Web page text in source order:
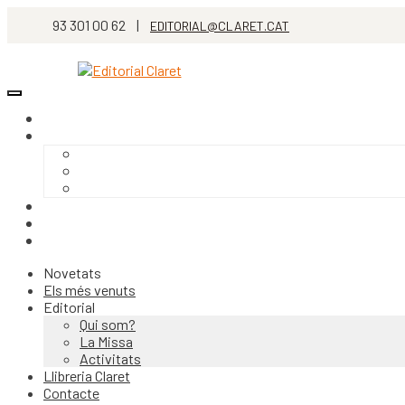
93 301 00 62 | EDITORIAL@CLARET.CAT
Novetats
Els més venuts
Editorial
Qui som?
La Missa
Activitats
Llibreria Claret
Contacte